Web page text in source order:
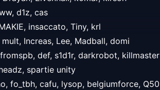
d1z, cas
insaccato, Tiny, krl
Increas, Lee, Madball, domi
def, s1d1r, darkrobot, killmaster
spartie unity
fo_tbh, cafu, lysop, belgiumforce, Q50